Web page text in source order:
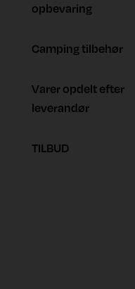
opbevaring
Camping tilbehør
Varer opdelt efter
leverandør
TILBUD